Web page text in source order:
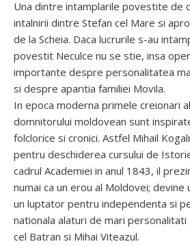
Una dintre intamplarile povestite de
intalnirii dintre Stefan cel Mare si
de la Scheia. Daca lucrurile s-au
povestit Neculce nu se stie, insa
importante despre personalitatea
si despre aparitia familiei Movila.
In epoca moderna primele creionari
domnitorului moldovean sunt
folclorice si cronici. Astfel Mihail
pentru deschiderea cursului de
cadrul Academiei in anul 1843, il
numai ca un erou al Moldovei; devine
un luptator pentru independenta si
nationala alaturi de mari
cel Batran si Mihai Viteazul.